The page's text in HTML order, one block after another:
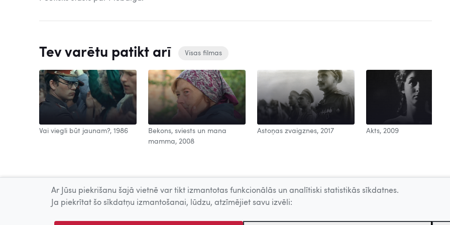
Tev varētu patikt arī Visas filmas
Vai viegli būt jaunam?, 1986
Bekons, sviests un mana
mamma, 2008
Astoņas zvaigznes, 2017 Akts, 2009
Ar Jūsu piekrišanu šajā vietnē var tikt izmantotas funkcionālās un analītiski statistikās sīkdatnes.
Ja piekrītat šo sīkdatņu izmantošanai, lūdzu, atzīmējiet savu izvēli: